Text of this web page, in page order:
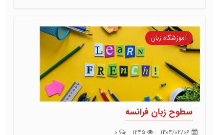
آموزشگاه زبان
سطوح زبان فرانسه